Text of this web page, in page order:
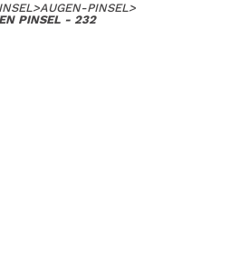
>AUGEN-PINSEL>
PINSEL - 232